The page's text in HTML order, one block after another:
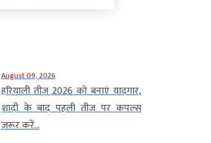
August 09, 2026
हरियाली तीज 2026 को बनाएं यादगार,
शादी के बाद पहली तीज पर कपल्स
जरूर करें...